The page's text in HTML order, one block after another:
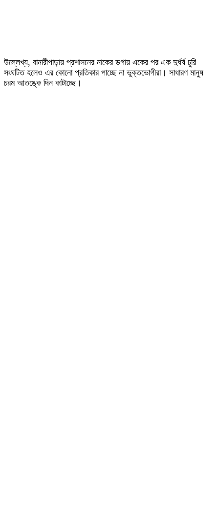
উল্লেখ্য, বানারীপাড়ায় প্রশাসনের নাকের ডগায় একের পর এক দুর্ধর্ষ চুরি
সংঘটিত হলেও এর কোনো প্রতিকার পাচ্ছে না ভুক্তভোগীরা। সাধারণ মানুষ
চরম আতঙ্কে দিন কাটাচ্ছে।